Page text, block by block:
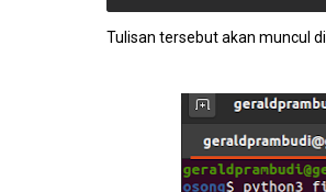
Tulisan tersebut akan muncul